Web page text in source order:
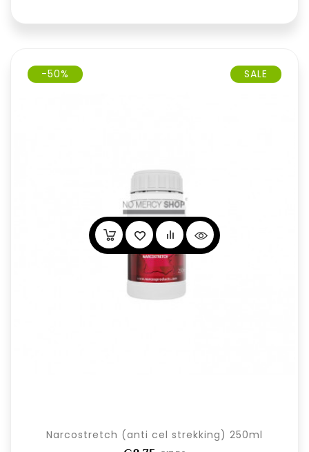
SALE
-50%
Narcostretch (anti cel strekking) 250ml